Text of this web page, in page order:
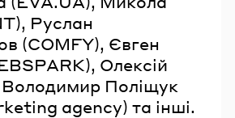
Руслан
(COMFY), Євген
Олексій
Володимир Поліщук
agency) та інші.